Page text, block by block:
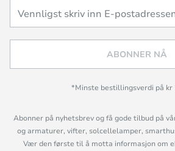
ABONNER NÅ
*Minste bestillingsverdi på kr
Abonner på nyhetsbrev og få gode tilbud på
og armaturer, vifter, solcellelamper,
Vær den første til å motta informasjon om